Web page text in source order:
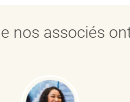
nos associés